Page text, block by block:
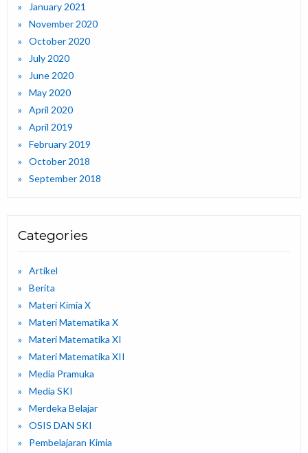
January 2021
November 2020
October 2020
July 2020
June 2020
May 2020
April 2020
April 2019
February 2019
October 2018
September 2018
Categories
Artikel
Berita
Materi Kimia X
Materi Matematika X
Materi Matematika XI
Materi Matematika XII
Media Pramuka
Media SKI
Merdeka Belajar
OSIS DAN SKI
Pembelajaran Kimia